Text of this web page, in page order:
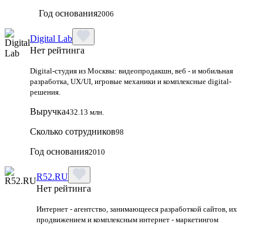
Год основания2006
Digital Lab
Нет рейтинга
Digital-студия из Москвы: видеопродакшн, веб - и мобильная
разработка, UX/UI, игровые механики и комплексные digital-
решения.
Выручка432.13 млн.
Сколько сотрудников98
Год основания2010
R52.RU
Нет рейтинга
Интернет - агентство, занимающееся разработкой сайтов, их
продвижением и комплексным интернет - маркетингом